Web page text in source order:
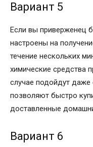
Вариант 5
Если вы приверженец
настроены на
течение нескольких
химические средства
случае подойдут даже
позволяют быстро
доставленные
Вариант 6